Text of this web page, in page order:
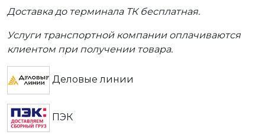
Доставка до терминала ТК бесплатная.
Услуги транспортной компании оплачиваются
клиентом при получении товара.
Деловые линии
ПЭК